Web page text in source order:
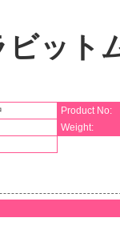
ビット
Product No:
Weight: